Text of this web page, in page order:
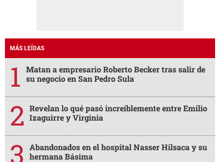
MÁS LEÍDAS
Matan a empresario Roberto Becker tras salir de
su negocio en San Pedro Sula
Revelan lo qué pasó increíblemente entre Emilio
Izaguirre y Virginia
Abandonados en el hospital Nasser Hilsaca y su
hermana Básima